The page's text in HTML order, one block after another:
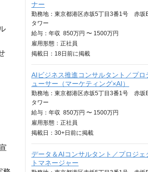
ナー
勤務地：東京都港区赤坂5丁目3番1号 赤坂
タワー
給与： 年収 850万円 〜 1500万円
雇用形態：正社員
掲載日： 18日 前に掲載
AIビジネス推進コンサルタント／プロ
ューサー（マーケティング×AI）
勤務地：東京都港区赤坂5丁目3番1号 赤坂
タワー
給与： 年収 850万円 〜 1500万円
雇用形態：正社員
掲載日： 30+日 前に掲載
データ＆AIコンサルタント／プロジェ
トマネージャー